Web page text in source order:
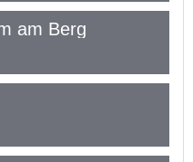
am Berg